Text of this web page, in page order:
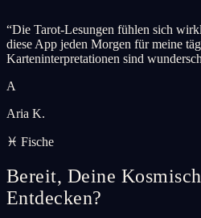
“Die Tarot-Lesungen fühlen sich
diese App jeden Morgen für meine
Karteninterpretationen sind
A
Aria K.
♓ Fische
Bereit, Deine
Entdecken?